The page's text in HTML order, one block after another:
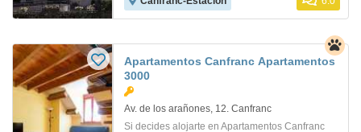
Apartamentos Canfranc Apartamentos
3000
Av. de los arañones, 12. Canfranc
Si decides alojarte en Apartamentos Canfranc